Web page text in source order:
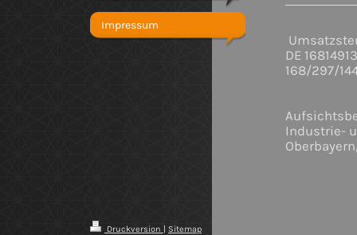
Impressum
DE
168/297/
Industrie-
Druckversion | Sitemap